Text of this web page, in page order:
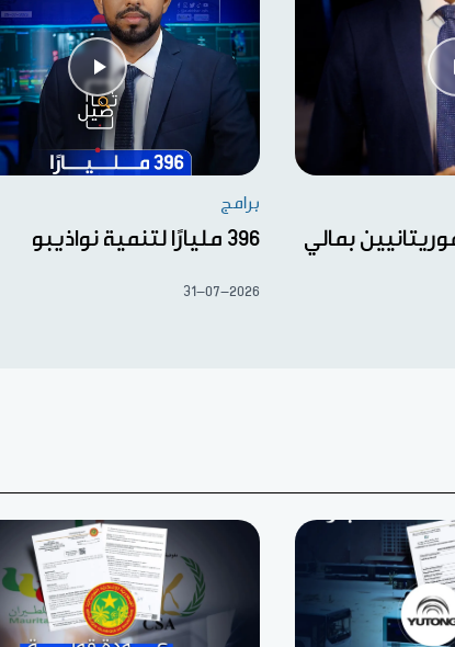
بمالي
برامج
396 مليارًا لتنمية نواذيبو
31-07-2026